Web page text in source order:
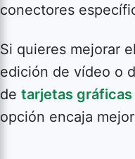
conectores
Si quieres mejorar
edición de vídeo o
de tarjetas gráficas
opción encaja